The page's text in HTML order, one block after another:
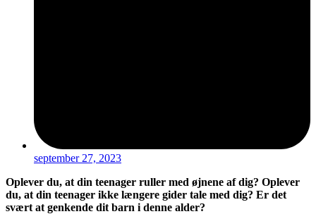
september 27, 2023
Oplever du, at din teenager ruller med øjnene af dig? Oplever
du, at din teenager ikke længere gider tale med dig? Er det
svært at genkende dit barn i denne alder?